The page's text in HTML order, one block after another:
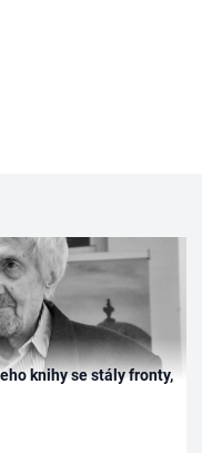
knihy se stály fronty,